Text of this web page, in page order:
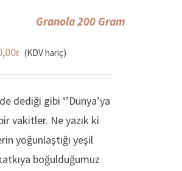
Granola 200 Gram
(KDV hariç)
dediği gibi ‘’Dünya’ya
vakitler. Ne yazık ki
yoğunlaştığı yeşil
boğulduğumuz